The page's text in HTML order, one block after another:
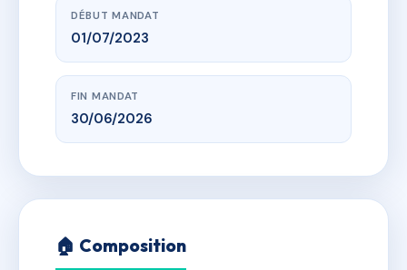
DÉBUT MANDAT
01/07/2023
FIN MANDAT
30/06/2026
🏠 Composition